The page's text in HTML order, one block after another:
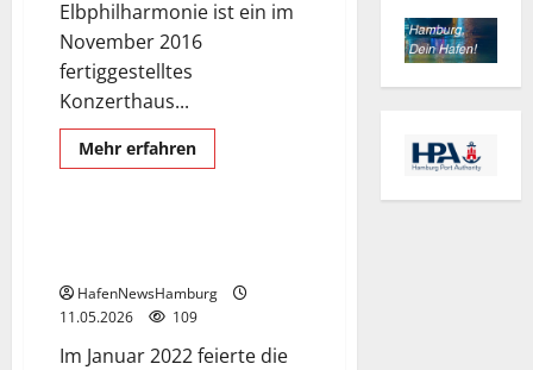
Elbphilharmonie ist ein im
November 2016
fertiggestelltes
Konzerthaus...
Mehr erfahrenMehr
Informationen
Elbphilharmonie
Hafencity
Hafennews
HafenNewsHamburg
11.05.2026
109
Im Januar 2022 feierte die